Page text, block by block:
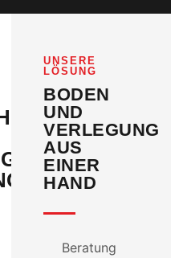
UNSERE
LÖSUNG
BODEN
UND
VERLEGUNG
AUS
EINER
HAND
Beratung